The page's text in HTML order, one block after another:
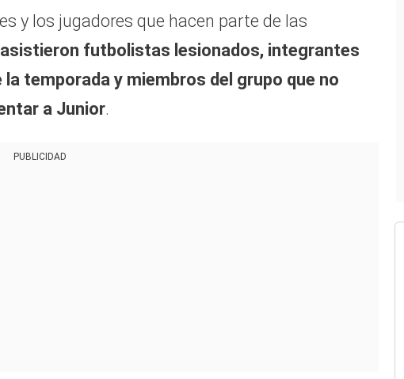
y los jugadores que hacen parte de las
asistieron futbolistas lesionados, integrantes
temporada y miembros del grupo que no
a Junior.
PUBLICIDAD